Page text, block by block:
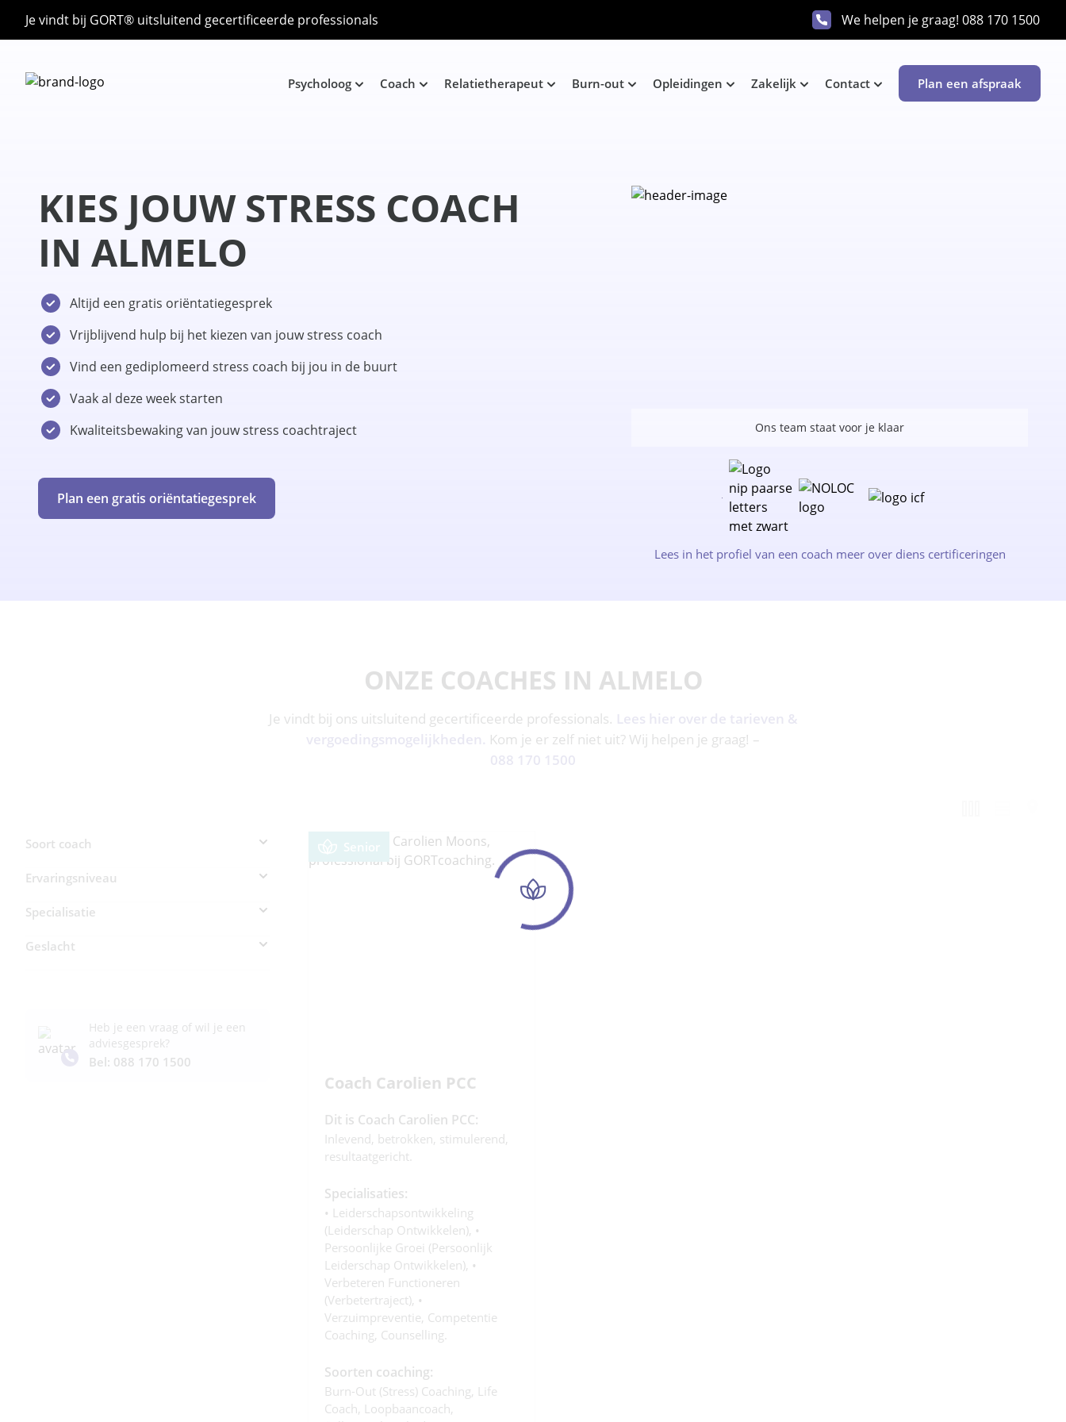
Je vindt bij GORT® uitsluitend gecertificeerde professionals We helpen je graag! 088 170 1500
Psycholoog Coach Relatietherapeut Burn-out Opleidingen Zakelijk Contact Plan een afspraak
KIES JOUW STRESS COACH
IN ALMELO
Altijd een gratis oriëntatiegesprek
Vrijblijvend hulp bij het kiezen van jouw stress coach
Vind een gediplomeerd stress coach bij jou in de buurt
Vaak al deze week starten
Kwaliteitsbewaking van jouw stress coachtraject
Plan een gratis oriëntatiegesprek
Ons team staat voor je klaar
Lees in het profiel van een coach meer over diens certificeringen
ONZE COACHES IN ALMELO
Je vindt bij ons uitsluitend gecertificeerde professionals. Lees hier over de tarieven &
vergoedingsmogelijkheden. Kom je er zelf niet uit? Wij helpen je graag! –
088 170 1500
Soort coach
Ervaringsniveau
Specialisatie
Geslacht
Heb je een vraag of wil je een
adviesgesprek?
Bel: 088 170 1500
Senior
Coach Carolien PCC
Dit is Coach Carolien PCC:
Inlevend, betrokken, stimulerend,
resultaatgericht.
Specialisaties:
• Leiderschapsontwikkeling
(leiderschap Ontwikkelen), •
Persoonlijke Groei (persoonlijk
Leiderschap Ontwikkelen), •
Verbeteren Functioneren
(verbetertraject), •
Verzuimpreventie, Competentie
Coaching, Counselling.
Soorten coaching:
Burn-Out (stress) Coaching, Life
Coach, Loopbaancoach,